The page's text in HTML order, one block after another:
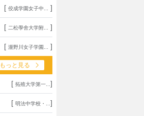
[ 佼成学園女子中... ]
[ 二松學舍大学附... ]
[ 瀧野川女子学園... ]
もっと見る
[ 拓殖大学第一... ]
[ 明法中学校・... ]